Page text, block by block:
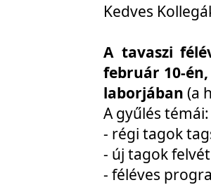
Kedves
A tavaszi
február 10-
laborjában (a
A gyűlés témái:
- régi tagok
- új tagok
- féléves